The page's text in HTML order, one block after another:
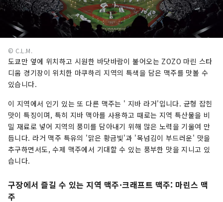
© C.L.M.
도쿄만 옆에 위치하고 시원한 바닷바람이 불어오는 ZOZO 마린 스타
디움 경기장이 위치한 마쿠하리 지역의 특색을 담은 맥주를 맛볼 수
있습니다.
이 지역에서 인기 있는 또 다른 맥주는 ' 지바 라거'입니다. 균형 잡힌
맛이 특징이며, 특히 지바 맥아를 사용하고 때로는 지역 특산물을 비
밀 재료로 넣어 지역의 풍미를 담아내기 위해 많은 노력을 기울여 만
듭니다. 라거 맥주 특유의 '맑은 황금빛'과 '목넘김이 부드러운' 맛을
추구하면서도, 수제 맥주에서 기대할 수 있는 풍부한 맛을 지니고 있
습니다.
구장에서 즐길 수 있는 지역 맥주·크래프트 맥주: 마린스 맥
주